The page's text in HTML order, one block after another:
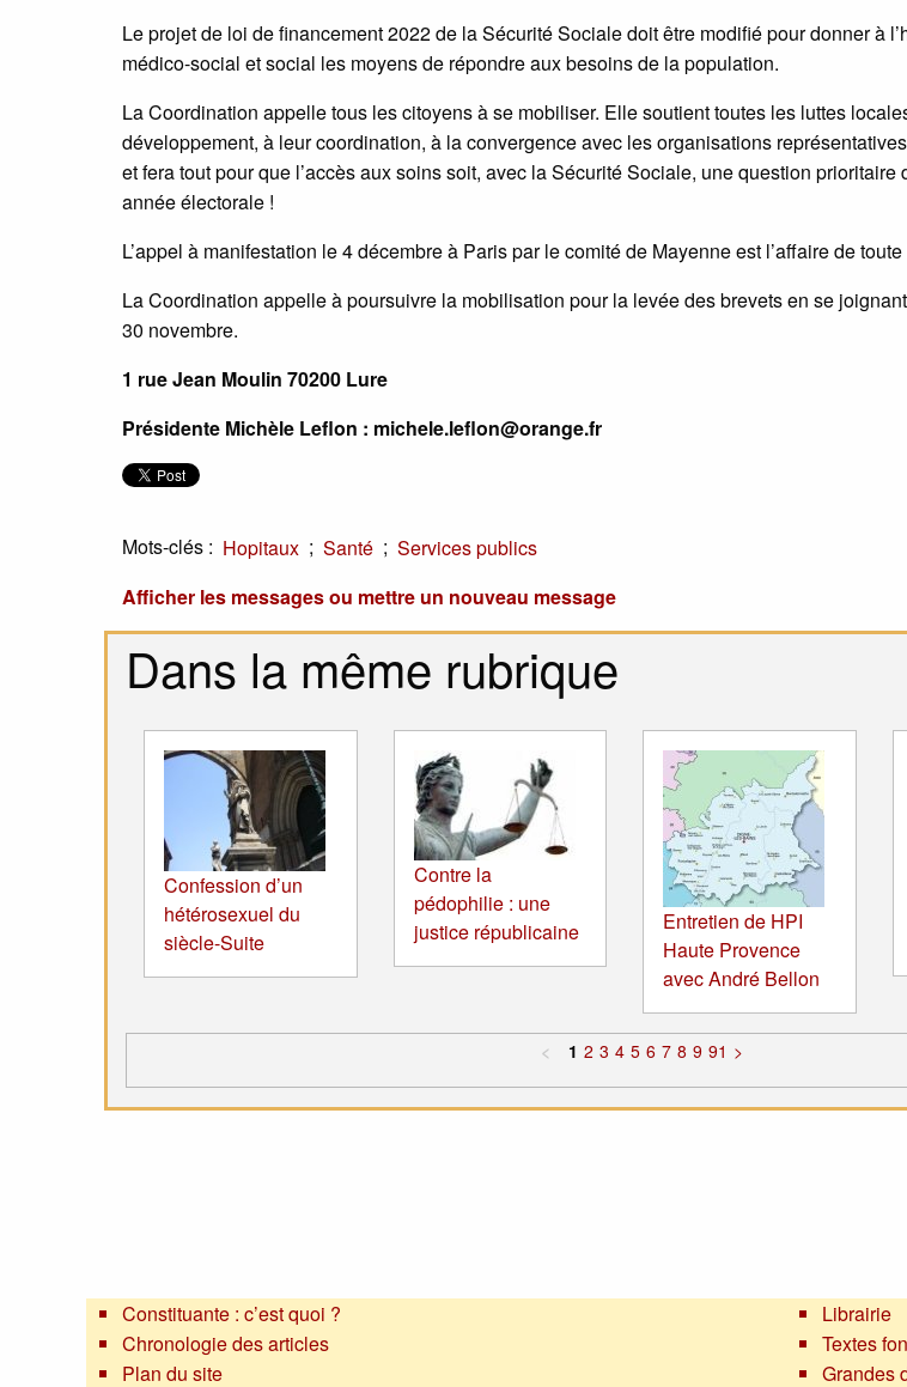
Le projet de loi de financement 2022 de la Sécurité Sociale doit être modifié pour donner à
médico-social et social les moyens de répondre aux besoins de la population.
La Coordination appelle tous les citoyens à se mobiliser. Elle soutient toutes les luttes
développement, à leur coordination, à la convergence avec les organisations
et fera tout pour que l’accès aux soins soit, avec la Sécurité Sociale, une question prioritaire
année électorale !
L’appel à manifestation le 4 décembre à Paris par le comité de Mayenne est l’affaire de
La Coordination appelle à poursuivre la mobilisation pour la levée des brevets en se
30 novembre.
1 rue Jean Moulin 70200 Lure
Présidente Michèle Leflon : michele.leflon@orange.fr
Mots-clés : Hopitaux ; Santé ; Services publics
Afficher les messages ou mettre un nouveau message
Dans la même rubrique
Confession d’un
hétérosexuel du
siècle-Suite
Contre la
pédophilie : une
justice républicaine
Entretien de HPI
Haute Provence
avec André Bellon
< 1 2 3 4 5 6 7 8 9 91 >
Constituante : c’est quoi ?
Chronologie des articles
Plan du site
Librairie
Textes
Grandes